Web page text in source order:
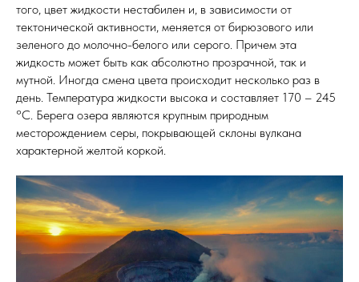
того, цвет жидкости нестабилен и, в зависимости от
тектонической активности, меняется от бирюзового или
зеленого до молочно-белого или серого. Причем эта
жидкость может быть как абсолютно прозрачной, так и
мутной. Иногда смена цвета происходит несколько раз в
день. Температура жидкости высока и составляет 170 – 245
°С. Берега озера являются крупным природным
месторождением серы, покрывающей склоны вулкана
характерной желтой коркой.